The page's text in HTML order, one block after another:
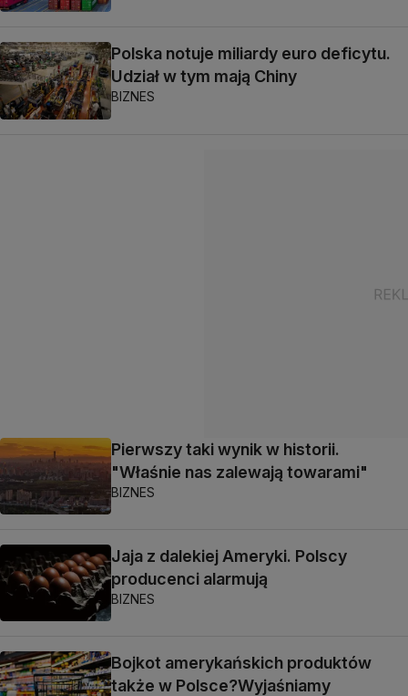
Polska notuje miliardy euro deficytu.
Udział w tym mają Chiny
BIZNES
Pierwszy taki wynik w historii.
"Właśnie nas zalewają towarami"
BIZNES
Jaja z dalekiej Ameryki. Polscy
producenci alarmują
BIZNES
Bojkot amerykańskich produktów
także w Polsce?Wyjaśniamy